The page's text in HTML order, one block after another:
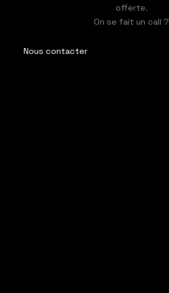
offerte.
On se fait un call ?
Nous contacter